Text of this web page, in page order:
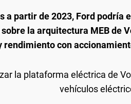
a partir de 2023, Ford podría
la arquitectura MEB de
rendimiento con